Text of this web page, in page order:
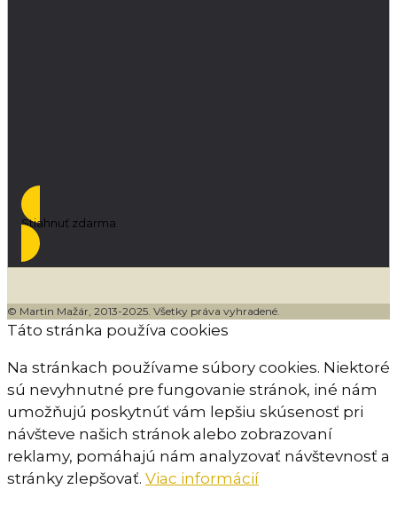
Stiahnuť zdarma
© Martin Mažár, 2013-2025. Všetky práva vyhradené.
Táto stránka používa cookies
Na stránkach používame súbory cookies. Niektoré
sú nevyhnutné pre fungovanie stránok, iné nám
umožňujú poskytnúť vám lepšiu skúsenosť pri
návšteve našich stránok alebo zobrazovaní
reklamy, pomáhajú nám analyzovať návštevnosť a
stránky zlepšovať. Viac informácií